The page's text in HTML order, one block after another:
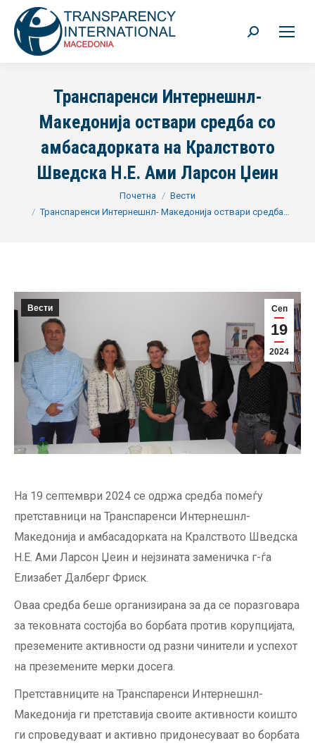
Search:
Транспаренси Интернешнл-
Македонија оствари средба со
амбасадорката на Кралството
Шведска Н.Е. Ами Ларсон Џеин
Почетна
Вести
Транспаренси Интернешнл- Македонија оствари средба…
Сеп
19
2024
Вести
На 19 септември 2024 се одржа средба помеѓу
претставници на Транспаренси Интернешнл-
Македонија и амбасадорката на Кралството Шведска
Н.Е. Ами Ларсон Џеин и нејзината заменичка г-ѓа
Елизабет Далберг Фриск.
Оваа средба беше организирана за да се поразговара
за тековната состојба во борбата против корупцијата,
преземените активности од разни чинители и успехот
на преземените мерки досега.
Претставниците на Транспаренси Интернешнл-
Македонија ги претставија своите активности коишто
ги спроведуваат и активно придонесуваат во борбата